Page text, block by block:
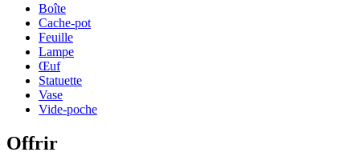
Boîte
Cache-pot
Feuille
Lampe
Œuf
Statuette
Vase
Vide-poche
Offrir